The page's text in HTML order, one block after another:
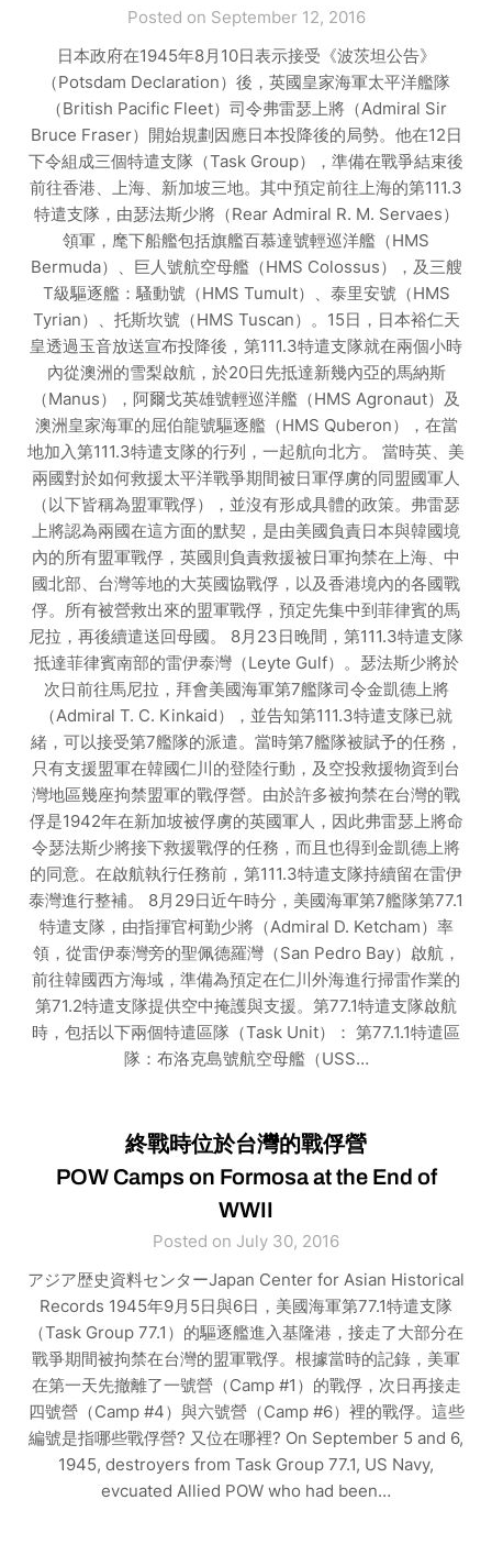
Posted on September 12, 2016
日本政府在1945年8月10日表示接受《波茨坦公告》
（Potsdam Declaration）後，英國皇家海軍太平洋艦隊
（British Pacific Fleet）司令弗雷瑟上將（Admiral Sir
Bruce Fraser）開始規劃因應日本投降後的局勢。他在12日
下令組成三個特遣支隊（Task Group），準備在戰爭結束後
前往香港、上海、新加坡三地。其中預定前往上海的第111.3
特遣支隊，由瑟法斯少將（Rear Admiral R. M. Servaes）
領軍，麾下船艦包括旗艦百慕達號輕巡洋艦（HMS
Bermuda）、巨人號航空母艦（HMS Colossus），及三艘
T級驅逐艦：騷動號（HMS Tumult）、泰里安號（HMS
Tyrian）、托斯坎號（HMS Tuscan）。15日，日本裕仁天
皇透過玉音放送宣布投降後，第111.3特遣支隊就在兩個小時
內從澳洲的雪梨啟航，於20日先抵達新幾內亞的馬納斯
（Manus），阿爾戈英雄號輕巡洋艦（HMS Agronaut）及
澳洲皇家海軍的屈伯龍號驅逐艦（HMS Quberon），在當
地加入第111.3特遣支隊的行列，一起航向北方。 當時英、美
兩國對於如何救援太平洋戰爭期間被日軍俘虜的同盟國軍人
（以下皆稱為盟軍戰俘），並沒有形成具體的政策。弗雷瑟
上將認為兩國在這方面的默契，是由美國負責日本與韓國境
內的所有盟軍戰俘，英國則負責救援被日軍拘禁在上海、中
國北部、台灣等地的大英國協戰俘，以及香港境內的各國戰
俘。所有被營救出來的盟軍戰俘，預定先集中到菲律賓的馬
尼拉，再後續遣送回母國。 8月23日晚間，第111.3特遣支隊
抵達菲律賓南部的雷伊泰灣（Leyte Gulf）。瑟法斯少將於
次日前往馬尼拉，拜會美國海軍第7艦隊司令金凱德上將
（Admiral T. C. Kinkaid），並告知第111.3特遣支隊已就
緒，可以接受第7艦隊的派遣。當時第7艦隊被賦予的任務，
只有支援盟軍在韓國仁川的登陸行動，及空投救援物資到台
灣地區幾座拘禁盟軍的戰俘營。由於許多被拘禁在台灣的戰
俘是1942年在新加坡被俘虜的英國軍人，因此弗雷瑟上將命
令瑟法斯少將接下救援戰俘的任務，而且也得到金凱德上將
的同意。在啟航執行任務前，第111.3特遣支隊持續留在雷伊
泰灣進行整補。 8月29日近午時分，美國海軍第7艦隊第77.1
特遣支隊，由指揮官柯勤少將（Admiral D. Ketcham）率
領，從雷伊泰灣旁的聖佩德羅灣（San Pedro Bay）啟航，
前往韓國西方海域，準備為預定在仁川外海進行掃雷作業的
第71.2特遣支隊提供空中掩護與支援。第77.1特遣支隊啟航
時，包括以下兩個特遣區隊（Task Unit）： 第77.1.1特遣區
隊：布洛克島號航空母艦（USS…
終戰時位於台灣的戰俘營
POW Camps on Formosa at the End of
WWII
Posted on July 30, 2016
アジア歴史資料センターJapan Center for Asian Historical
Records 1945年9月5日與6日，美國海軍第77.1特遣支隊
（Task Group 77.1）的驅逐艦進入基隆港，接走了大部分在
戰爭期間被拘禁在台灣的盟軍戰俘。根據當時的記錄，美軍
在第一天先撤離了一號營（Camp #1）的戰俘，次日再接走
四號營（Camp #4）與六號營（Camp #6）裡的戰俘。這些
編號是指哪些戰俘營? 又位在哪裡? On September 5 and 6,
1945, destroyers from Task Group 77.1, US Navy,
evcuated Allied POW who had been…